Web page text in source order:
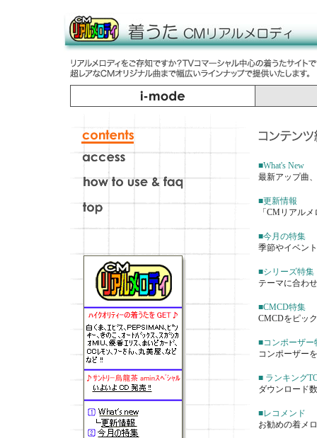
■What's New
最新アップ曲
■更新情報
「CMリアル
■今月の特集
季節やイベン
■シリーズ特集
テーマに合わ
■CMCD特集
CMCDをピッ
■コンポーザー
コンポーザー
■ ランキング
ダウンロード
■レコメンド
お勧めの着メ